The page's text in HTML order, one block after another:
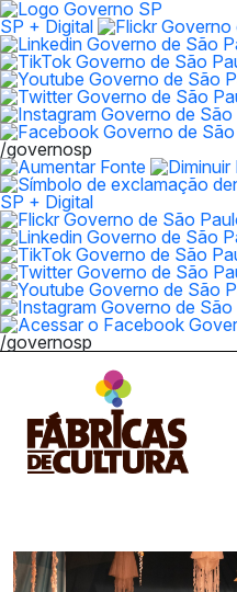
SP + Digital
/governosp
SP + Digital
/governosp